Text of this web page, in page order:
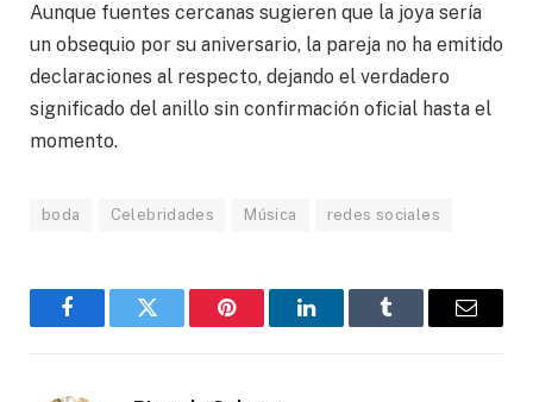
Aunque fuentes cercanas sugieren que la joya sería
un obsequio por su aniversario, la pareja no ha emitido
declaraciones al respecto, dejando el verdadero
significado del anillo sin confirmación oficial hasta el
momento.
boda Celebridades Música redes sociales
FacebookGorjeo Pinterest LinkedInTumblr
Correo